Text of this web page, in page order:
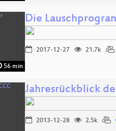
56 min
Die
2017-12-27 21.7k
Jahresrückblick
2013-12-28 2.5k